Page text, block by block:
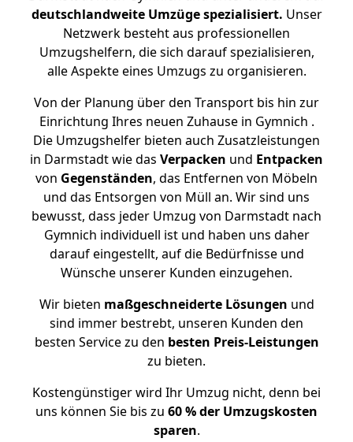
deutschlandweite Umzüge spezialisiert. Unser
Netzwerk besteht aus professionellen
Umzugshelfern, die sich darauf spezialisieren,
alle Aspekte eines Umzugs zu organisieren.
Von der Planung über den Transport bis hin zur
Einrichtung Ihres neuen Zuhause in Gymnich .
Die Umzugshelfer bieten auch Zusatzleistungen
in Darmstadt wie das Verpacken und Entpacken
von Gegenständen, das Entfernen von Möbeln
und das Entsorgen von Müll an. Wir sind uns
bewusst, dass jeder Umzug von Darmstadt nach
Gymnich individuell ist und haben uns daher
darauf eingestellt, auf die Bedürfnisse und
Wünsche unserer Kunden einzugehen.
Wir bieten maßgeschneiderte Lösungen und
sind immer bestrebt, unseren Kunden den
besten Service zu den besten Preis-Leistungen
zu bieten.
Kostengünstiger wird Ihr Umzug nicht, denn bei
uns können Sie bis zu 60 % der Umzugskosten
sparen.